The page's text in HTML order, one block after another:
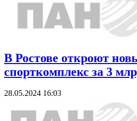
В Ростове откроют
спорткомплекс за 3
28.05.2024 16:03